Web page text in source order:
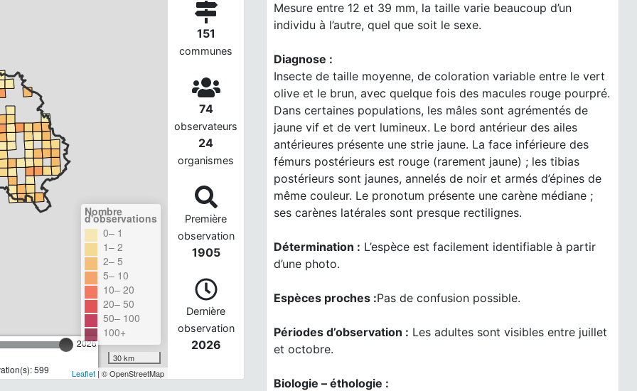
2026
599
Nombre
d'observations
0– 1
1– 2
2– 5
5– 10
10– 20
20– 50
50– 100
100+
30 km
Leaflet| © OpenStreetMap
151
communes
74
observateurs
24
organismes
Première
observation
1905
Dernière
observation
2026
Mesure entre 12 et 39 mm, la taille varie beaucoup d’un
individu à l’autre, quel que soit le sexe.
Diagnose :
Insecte de taille moyenne, de coloration variable entre le vert
olive et le brun, avec quelque fois des macules rouge pourpré.
Dans certaines populations, les mâles sont agrémentés de
jaune vif et de vert lumineux. Le bord antérieur des ailes
antérieures présente une strie jaune. La face inférieure des
fémurs postérieurs est rouge (rarement jaune) ; les tibias
postérieurs sont jaunes, annelés de noir et armés d’épines de
même couleur. Le pronotum présente une carène médiane ;
ses carènes latérales sont presque rectilignes.
Détermination : L’espèce est facilement identifiable à partir
d’une photo.
Espèces proches :Pas de confusion possible.
Périodes d’observation : Les adultes sont visibles entre juillet
et octobre.
Biologie – éthologie :